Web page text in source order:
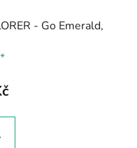
- Go Emerald,